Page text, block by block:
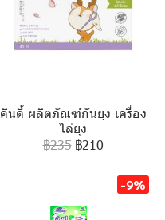
คินดี้ ผลิตภัณฑ์กันยุง เครื่อง
ไล่ยุง
฿235 ฿210
-9%